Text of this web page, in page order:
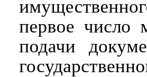
первое число
подачи